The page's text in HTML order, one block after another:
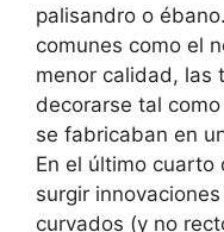
palisandro o
comunes como el
menor calidad, las
decorarse tal
se fabricaban en
En el último cuarto
surgir
curvados (y no